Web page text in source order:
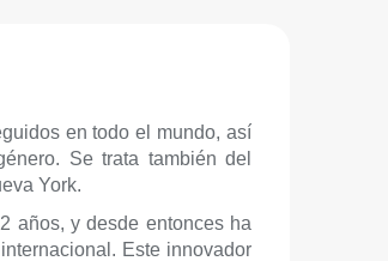
en todo el mundo, así
Se trata también del
York.
años, y desde entonces ha
Este innovador